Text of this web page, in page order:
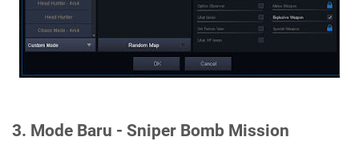
3. Mode Baru - Sniper Bomb Mission